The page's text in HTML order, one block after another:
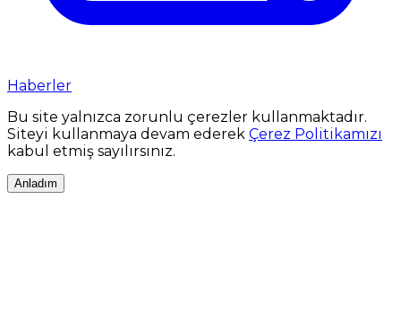
Haberler
Bu site yalnızca zorunlu çerezler kullanmaktadır.
Siteyi kullanmaya devam ederek Çerez Politikamızı
kabul etmiş sayılırsınız.
Anladım